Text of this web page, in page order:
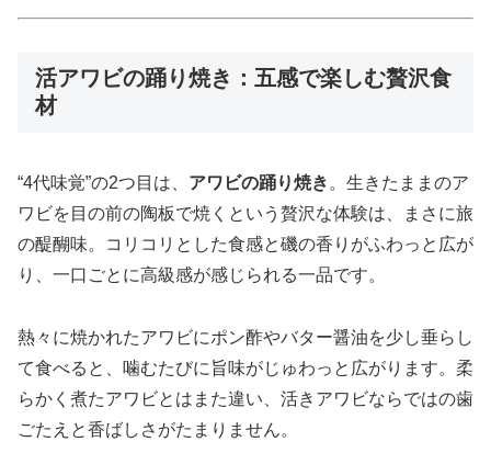
活アワビの踊り焼き：五感で楽しむ贅沢食
材
“4代味覚”の2つ目は、 アワビの踊り焼き。生きたままのア
ワビを目の前の陶板で焼くという贅沢な体験は、まさに旅
の醍醐味。コリコリとした食感と磯の香りがふわっと広が
り、一口ごとに高級感が感じられる一品です。
熱々に焼かれたアワビにポン酢やバター醤油を少し垂らし
て食べると、噛むたびに旨味がじゅわっと広がります。柔
らかく煮たアワビとはまた違い、活きアワビならではの歯
ごたえと香ばしさがたまりません。